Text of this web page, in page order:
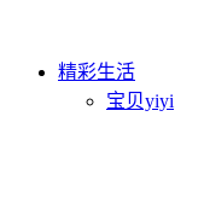
精彩生活
宝贝yiyi